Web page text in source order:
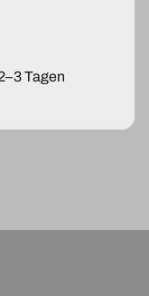
Klasse
2011-
Tagen